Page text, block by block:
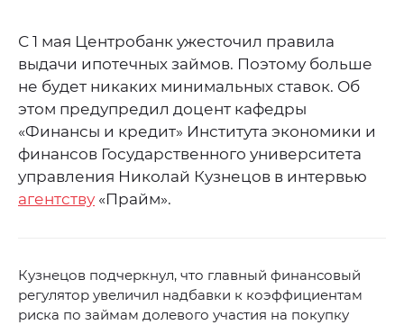
С 1 мая Центробанк ужесточил правила
выдачи ипотечных займов. Поэтому больше
не будет никаких минимальных ставок. Об
этом предупредил доцент кафедры
«Финансы и кредит» Института экономики и
финансов Государственного университета
управления Николай Кузнецов в интервью
агентству «Прайм».
Кузнецов подчеркнул, что главный финансовый
регулятор увеличил надбавки к коэффициентам
риска по займам долевого участия на покупку